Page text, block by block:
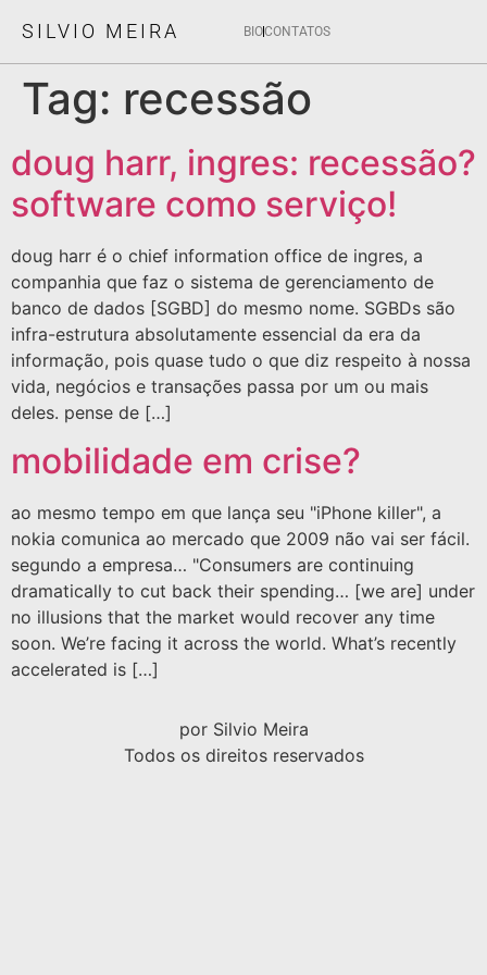
SILVIO MEIRA BIOCONTATOS
Tag: recessão
doug harr, ingres: recessão?
software como serviço!
doug harr é o chief information office de ingres, a
companhia que faz o sistema de gerenciamento de
banco de dados [SGBD] do mesmo nome. SGBDs são
infra-estrutura absolutamente essencial da era da
informação, pois quase tudo o que diz respeito à nossa
vida, negócios e transações passa por um ou mais
deles. pense de […]
mobilidade em crise?
ao mesmo tempo em que lança seu "iPhone killer", a
nokia comunica ao mercado que 2009 não vai ser fácil.
segundo a empresa… "Consumers are continuing
dramatically to cut back their spending… [we are] under
no illusions that the market would recover any time
soon. We’re facing it across the world. What’s recently
accelerated is […]
por Silvio Meira
Todos os direitos reservados